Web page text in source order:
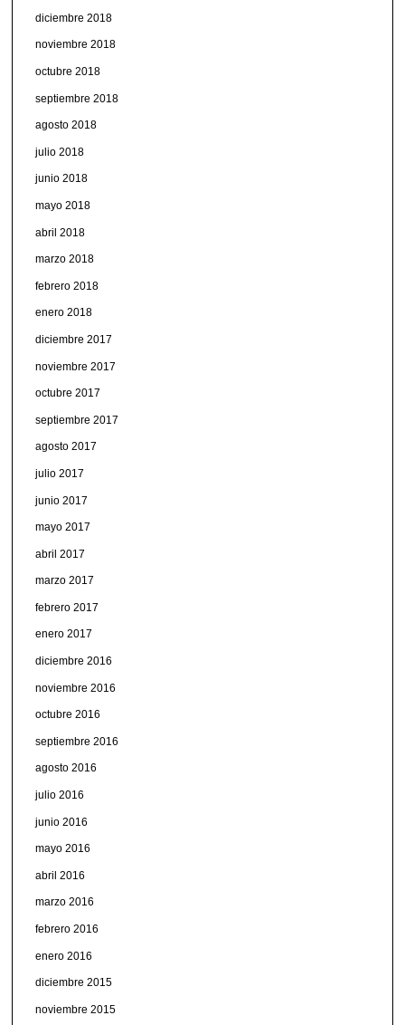
diciembre 2018
noviembre 2018
octubre 2018
septiembre 2018
agosto 2018
julio 2018
junio 2018
mayo 2018
abril 2018
marzo 2018
febrero 2018
enero 2018
diciembre 2017
noviembre 2017
octubre 2017
septiembre 2017
agosto 2017
julio 2017
junio 2017
mayo 2017
abril 2017
marzo 2017
febrero 2017
enero 2017
diciembre 2016
noviembre 2016
octubre 2016
septiembre 2016
agosto 2016
julio 2016
junio 2016
mayo 2016
abril 2016
marzo 2016
febrero 2016
enero 2016
diciembre 2015
noviembre 2015